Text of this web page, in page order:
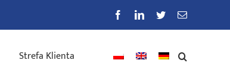
FacebookLinkedIn
TwitterE-
Strefa Klienta